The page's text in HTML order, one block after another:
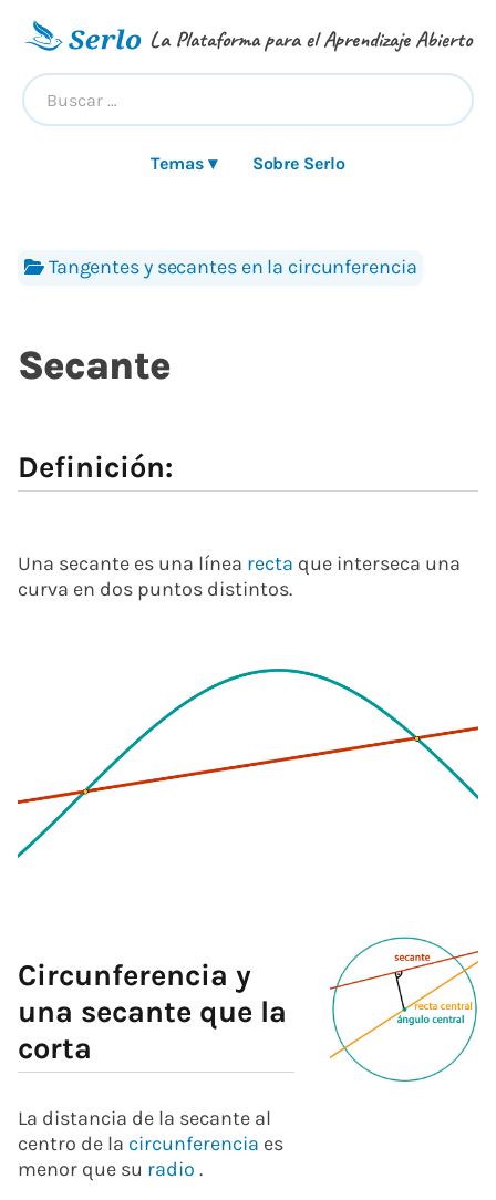
La Plataforma para el Aprendizaje Abierto
Temas ▾ Sobre Serlo
Tangentes y secantes en la circunferencia
Secante
Definición:
Una secante es una línea recta que interseca una
curva en dos puntos distintos.
Circunferencia y
una secante que la
corta
La distancia de la secante al
centro de la circunferencia es
menor que su radio .